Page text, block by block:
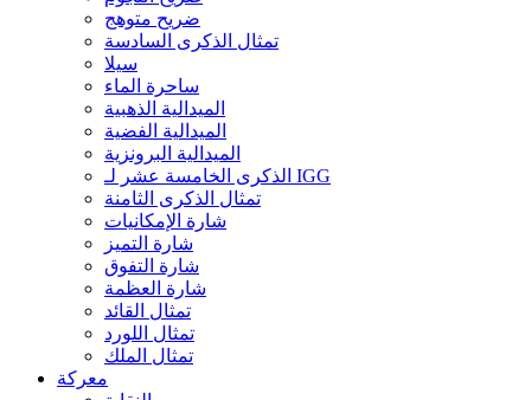
ضريح متوهج
تمثال الذكرى السادسة
سيلا
ساحرة الماء
الميدالية الذهبية
الميدالية الفضية
الميدالية البرونزية
الذكرى الخامسة عشر لـ IGG
تمثال الذكرى الثامنة
شارة الإمكانيات
شارة التميز
شارة التفوق
شارة العظمة
تمثال القائد
تمثال اللورد
تمثال الملك
معركة